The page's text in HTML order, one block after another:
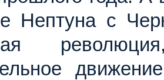
Нептуна с